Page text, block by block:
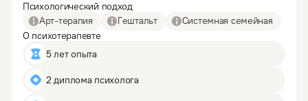
Психологический подход
Арт-терапия
Гештальт
Системная семейная
О психотерапевте
5 лет опыта
2 диплома психолога